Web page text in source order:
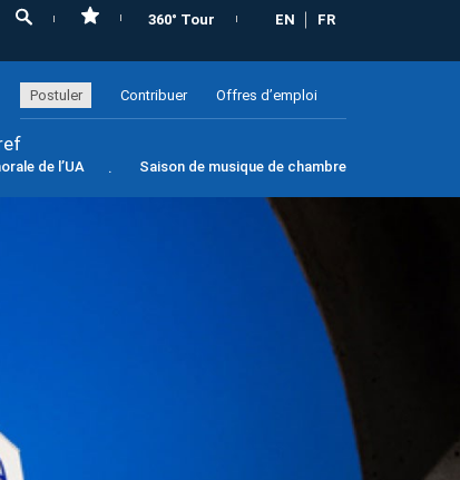
360° Tour EN FR
Postuler Contribuer Offres d’emploi
de l’UA Saison de musique de chambre